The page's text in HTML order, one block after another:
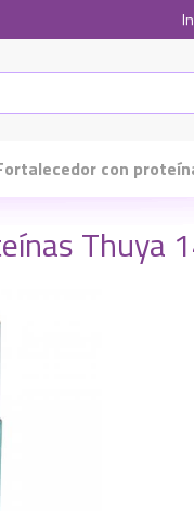
con
Thuya